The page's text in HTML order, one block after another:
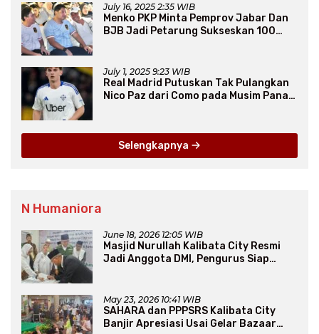
July 16, 2025 2:35 WIB
Menko PKP Minta Pemprov Jabar Dan
BJB Jadi Petarung Sukseskan 100
July 1, 2025 9:23 WIB
Real Madrid Putuskan Tak Pulangkan
Nico Paz dari Como pada Musim Panas
Selengkapnya
N Humaniora
June 18, 2026 12:05 WIB
Masjid Nurullah Kalibata City Resmi
Jadi Anggota DMI, Pengurus Siap
May 23, 2026 10:41 WIB
SAHARA dan PPPSRS Kalibata City
Banjir Apresiasi Usai Gelar Bazaar